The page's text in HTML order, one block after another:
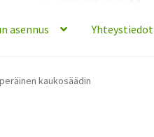
asennus Yhteystiedot
kaukosäädin